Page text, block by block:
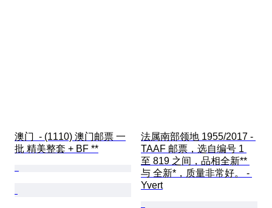
澳门  - (1110) 澳门邮票 一
批 精美整套 + BF **
法属南部领地 1955/2017 -
TAAF 邮票，选自编号 1
至 819 之间，品相全新**
与 全新*，质量非常好。 -
Yvert